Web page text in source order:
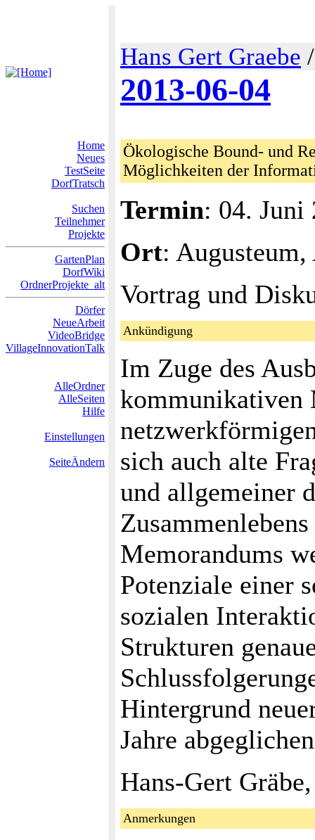
Hans Gert Graebe
2013-06-04
Home
Neues
TestSeite
DorfTratsch
Suchen
Teilnehmer
Projekte
GartenPlan
DorfWiki
OrdnerProjekte_alt
Dörfer
NeueArbeit
VideoBridge
VillageInnovationTalk
AlleOrdner
AlleSeiten
Hilfe
Einstellungen
SeiteÄndern
Ökologische Bound- und
Möglichkeiten der
Termin: 04. Juni
Ort:
Vortrag und
Ankündigung
Im Zuge des
kommunikativen
sich auch alte
und allgemeiner
Memorandums
Potenziale einer
sozialen
Strukturen
Hintergrund
Jahre
Hans-Gert
Anmerkungen